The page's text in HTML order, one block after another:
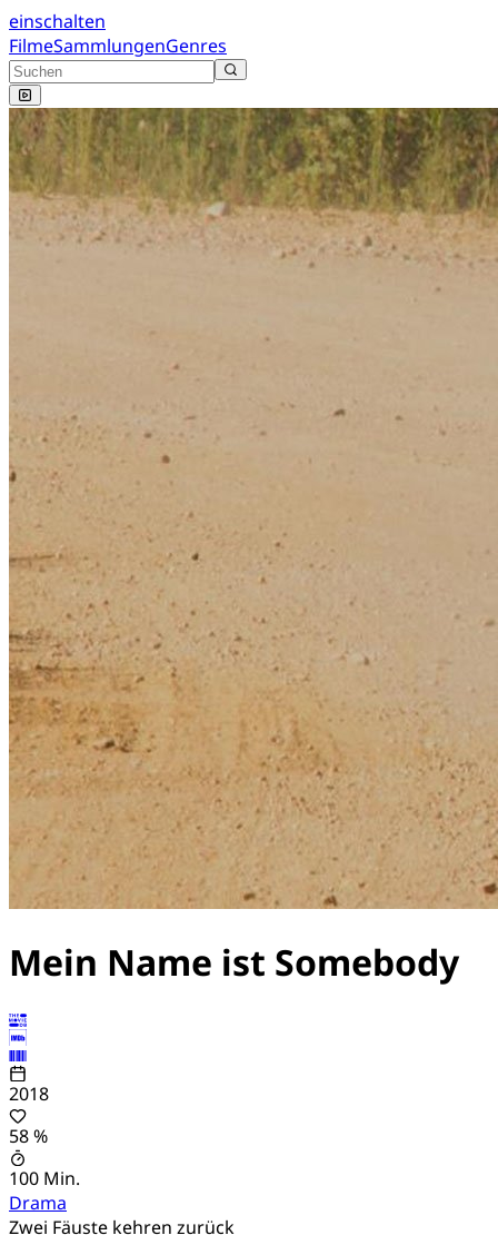
einschalten
FilmeSammlungenGenres
Mein Name ist Somebody
2018
58 %
100 Min.
Drama
Zwei Fäuste kehren zurück